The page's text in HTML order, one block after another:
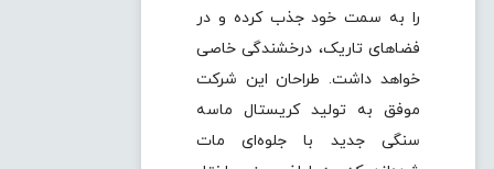
را به سمت خود جذب کرده و در
فضاهای تاریک، درخشندگی خاصی
خواهد داشت. طراحان این شرکت
موفق به تولید کریستال ماسه
سنگی جدید با جلوه‌ای مات